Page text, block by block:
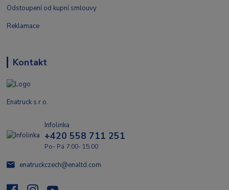
Odstoupení od kupní smlouvy
Reklamace
Kontakt
Enatruck s.r.o.
Infolinka
+420 558 711 251
Po- Pá 7:00- 15:00
enatruckczech@enaltd.com